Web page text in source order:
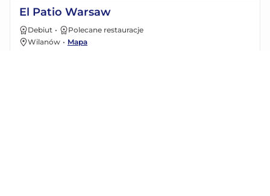
El Patio Warsaw
Debiut •
Polecane restauracje
Wilanów • Mapa